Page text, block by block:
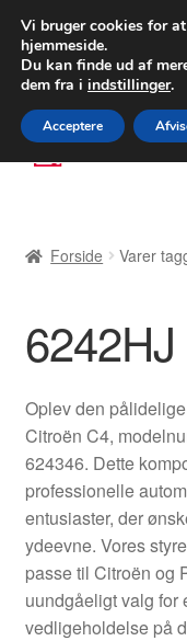
FEDEX
80 82
Spring
til
Spring
til
Betalinger
Kasse
Klageprocedure
Kontakte
Kurv
Levering
Forside Varer
6242HJ
Oplev den
Citroën C4,
624346. Dette
professionelle
entusiaster, der
ydeevne. Vores
passe til Citroën og
uundgåeligt valg for
vedligeholdelse på
Vi bruger cookies for
hjemmeside.
Du kan finde ud af
dem fra i indstillinger.
Acceptere